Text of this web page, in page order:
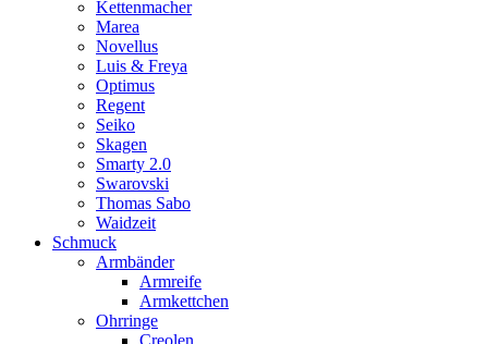
Kettenmacher
Marea
Novellus
Luis & Freya
Optimus
Regent
Seiko
Skagen
Smarty 2.0
Swarovski
Thomas Sabo
Waidzeit
Schmuck
Armbänder
Armreife
Armkettchen
Ohrringe
Creolen